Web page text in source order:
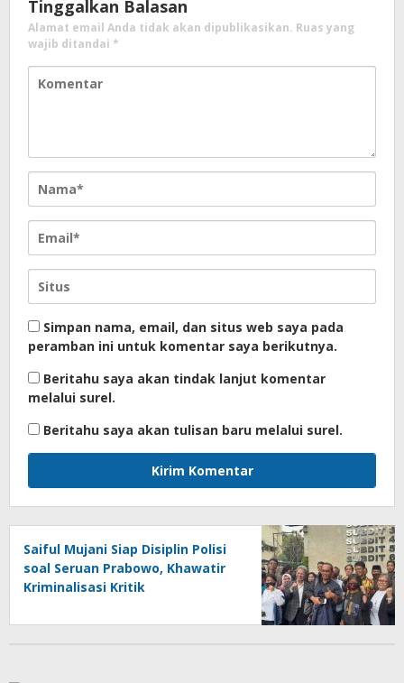
Tinggalkan Balasan
Alamat email Anda tidak akan dipublikasikan. Ruas yang
wajib ditandai *
Simpan nama, email, dan situs web saya pada
peramban ini untuk komentar saya berikutnya.
Beritahu saya akan tindak lanjut komentar
melalui surel.
Beritahu saya akan tulisan baru melalui surel.
Saiful Mujani Siap Disiplin Polisi
soal Seruan Prabowo, Khawatir
Kriminalisasi Kritik